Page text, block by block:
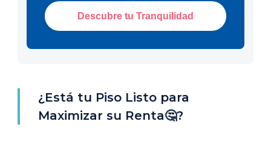
Descubre tu Tranquilidad
¿Está tu Piso Listo para
Maximizar su Renta🤔?